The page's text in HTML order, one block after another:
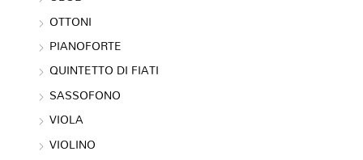
OTTONI
PIANOFORTE
QUINTETTO DI FIATI
SASSOFONO
VIOLA
VIOLINO